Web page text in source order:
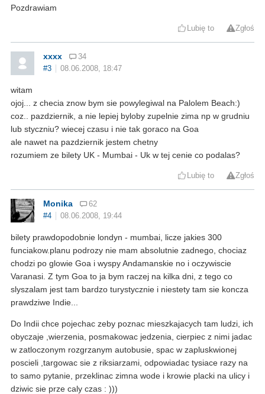
Pozdrawiam
Lubię to Zgłoś
xxxx
34
#3
08.06.2008, 18:47
witam
ojoj... z checia znow bym sie powylegiwal na Palolem Beach:)
coz.. pazdziernik, a nie lepiej byloby zupelnie zima np w grudniu
lub styczniu? wiecej czasu i nie tak goraco na Goa
ale nawet na pazdziernik jestem chetny
rozumiem ze bilety UK - Mumbai - Uk w tej cenie co podalas?
Lubię to Zgłoś
Monika
62
#4
08.06.2008, 19:44
bilety prawdopodobnie londyn - mumbai, licze jakies 300
funciakow.planu podrozy nie mam absolutnie zadnego, chociaz
chodzi po glowie Goa i wyspy Andamanskie no i oczywiscie
Varanasi. Z tym Goa to ja bym raczej na kilka dni, z tego co
slyszalam jest tam bardzo turystycznie i niestety tam sie koncza
prawdziwe Indie...
Do Indii chce pojechac zeby poznac mieszkajacych tam ludzi, ich
obyczaje ,wierzenia, posmakowac jedzenia, cierpiec z nimi jadac
w zatloczonym rozgrzanym autobusie, spac w zapluskwionej
poscieli ,targowac sie z riksiarzami, odpowiadac tysiace razy na
to samo pytanie, przeklinac zimna wode i krowie placki na ulicy i
dziwic sie prze caly czas : )))